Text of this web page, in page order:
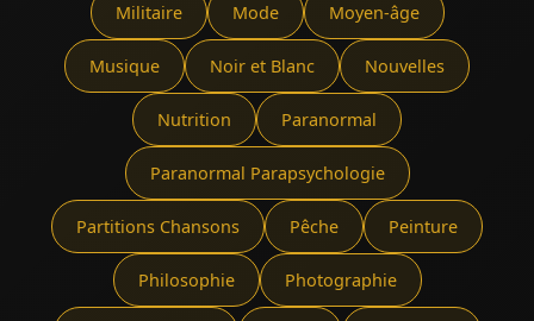
Militaire Mode Moyen-âge
Musique Noir et Blanc Nouvelles
Nutrition Paranormal
Paranormal Parapsychologie
Partitions Chansons Pêche Peinture
Philosophie Photographie